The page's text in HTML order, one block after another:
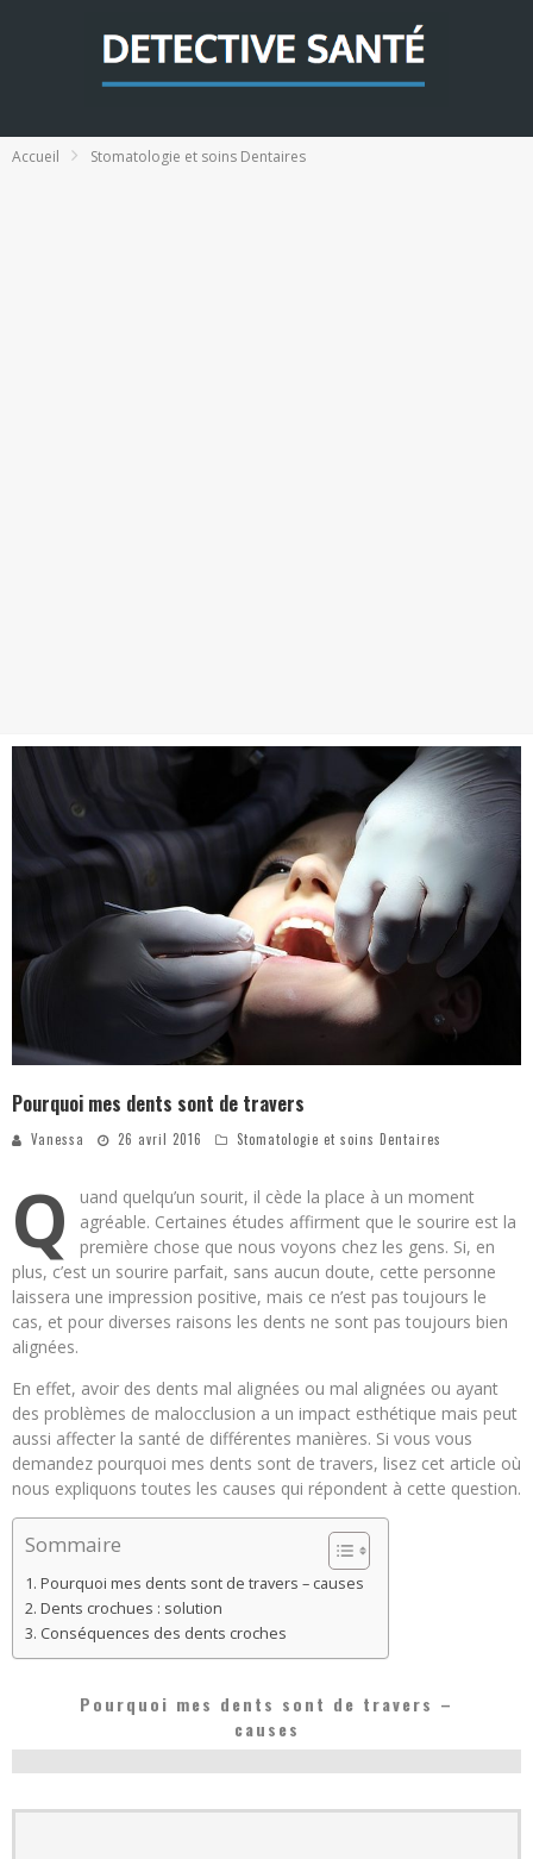
Accueil Stomatologie et soins Dentaires
Pourquoi mes dents sont de travers
Vanessa 26 avril 2016 Stomatologie et soins Dentaires
Q
uand quelqu’un sourit, il cède la place à un moment
agréable. Certaines études affirment que le sourire est la
première chose que nous voyons chez les gens. Si, en
plus, c’est un sourire parfait, sans aucun doute, cette personne
laissera une impression positive, mais ce n’est pas toujours le
cas, et pour diverses raisons les dents ne sont pas toujours bien
alignées.
En effet, avoir des dents mal alignées ou mal alignées ou ayant
des problèmes de malocclusion a un impact esthétique mais peut
aussi affecter la santé de différentes manières. Si vous vous
demandez pourquoi mes dents sont de travers, lisez cet article où
nous expliquons toutes les causes qui répondent à cette question.
Sommaire
Pourquoi mes dents sont de travers – causes
Dents crochues : solution
Conséquences des dents croches
Pourquoi mes dents sont de travers –
causes